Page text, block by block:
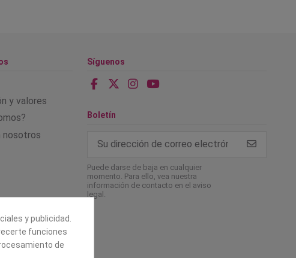
y valores
nosotros
Síguenos
Boletín
Puede darse de baja en cualquier
momento. Para ello, vea nuestra
información de contacto en el aviso
legal.
y publicidad.
funciones
de